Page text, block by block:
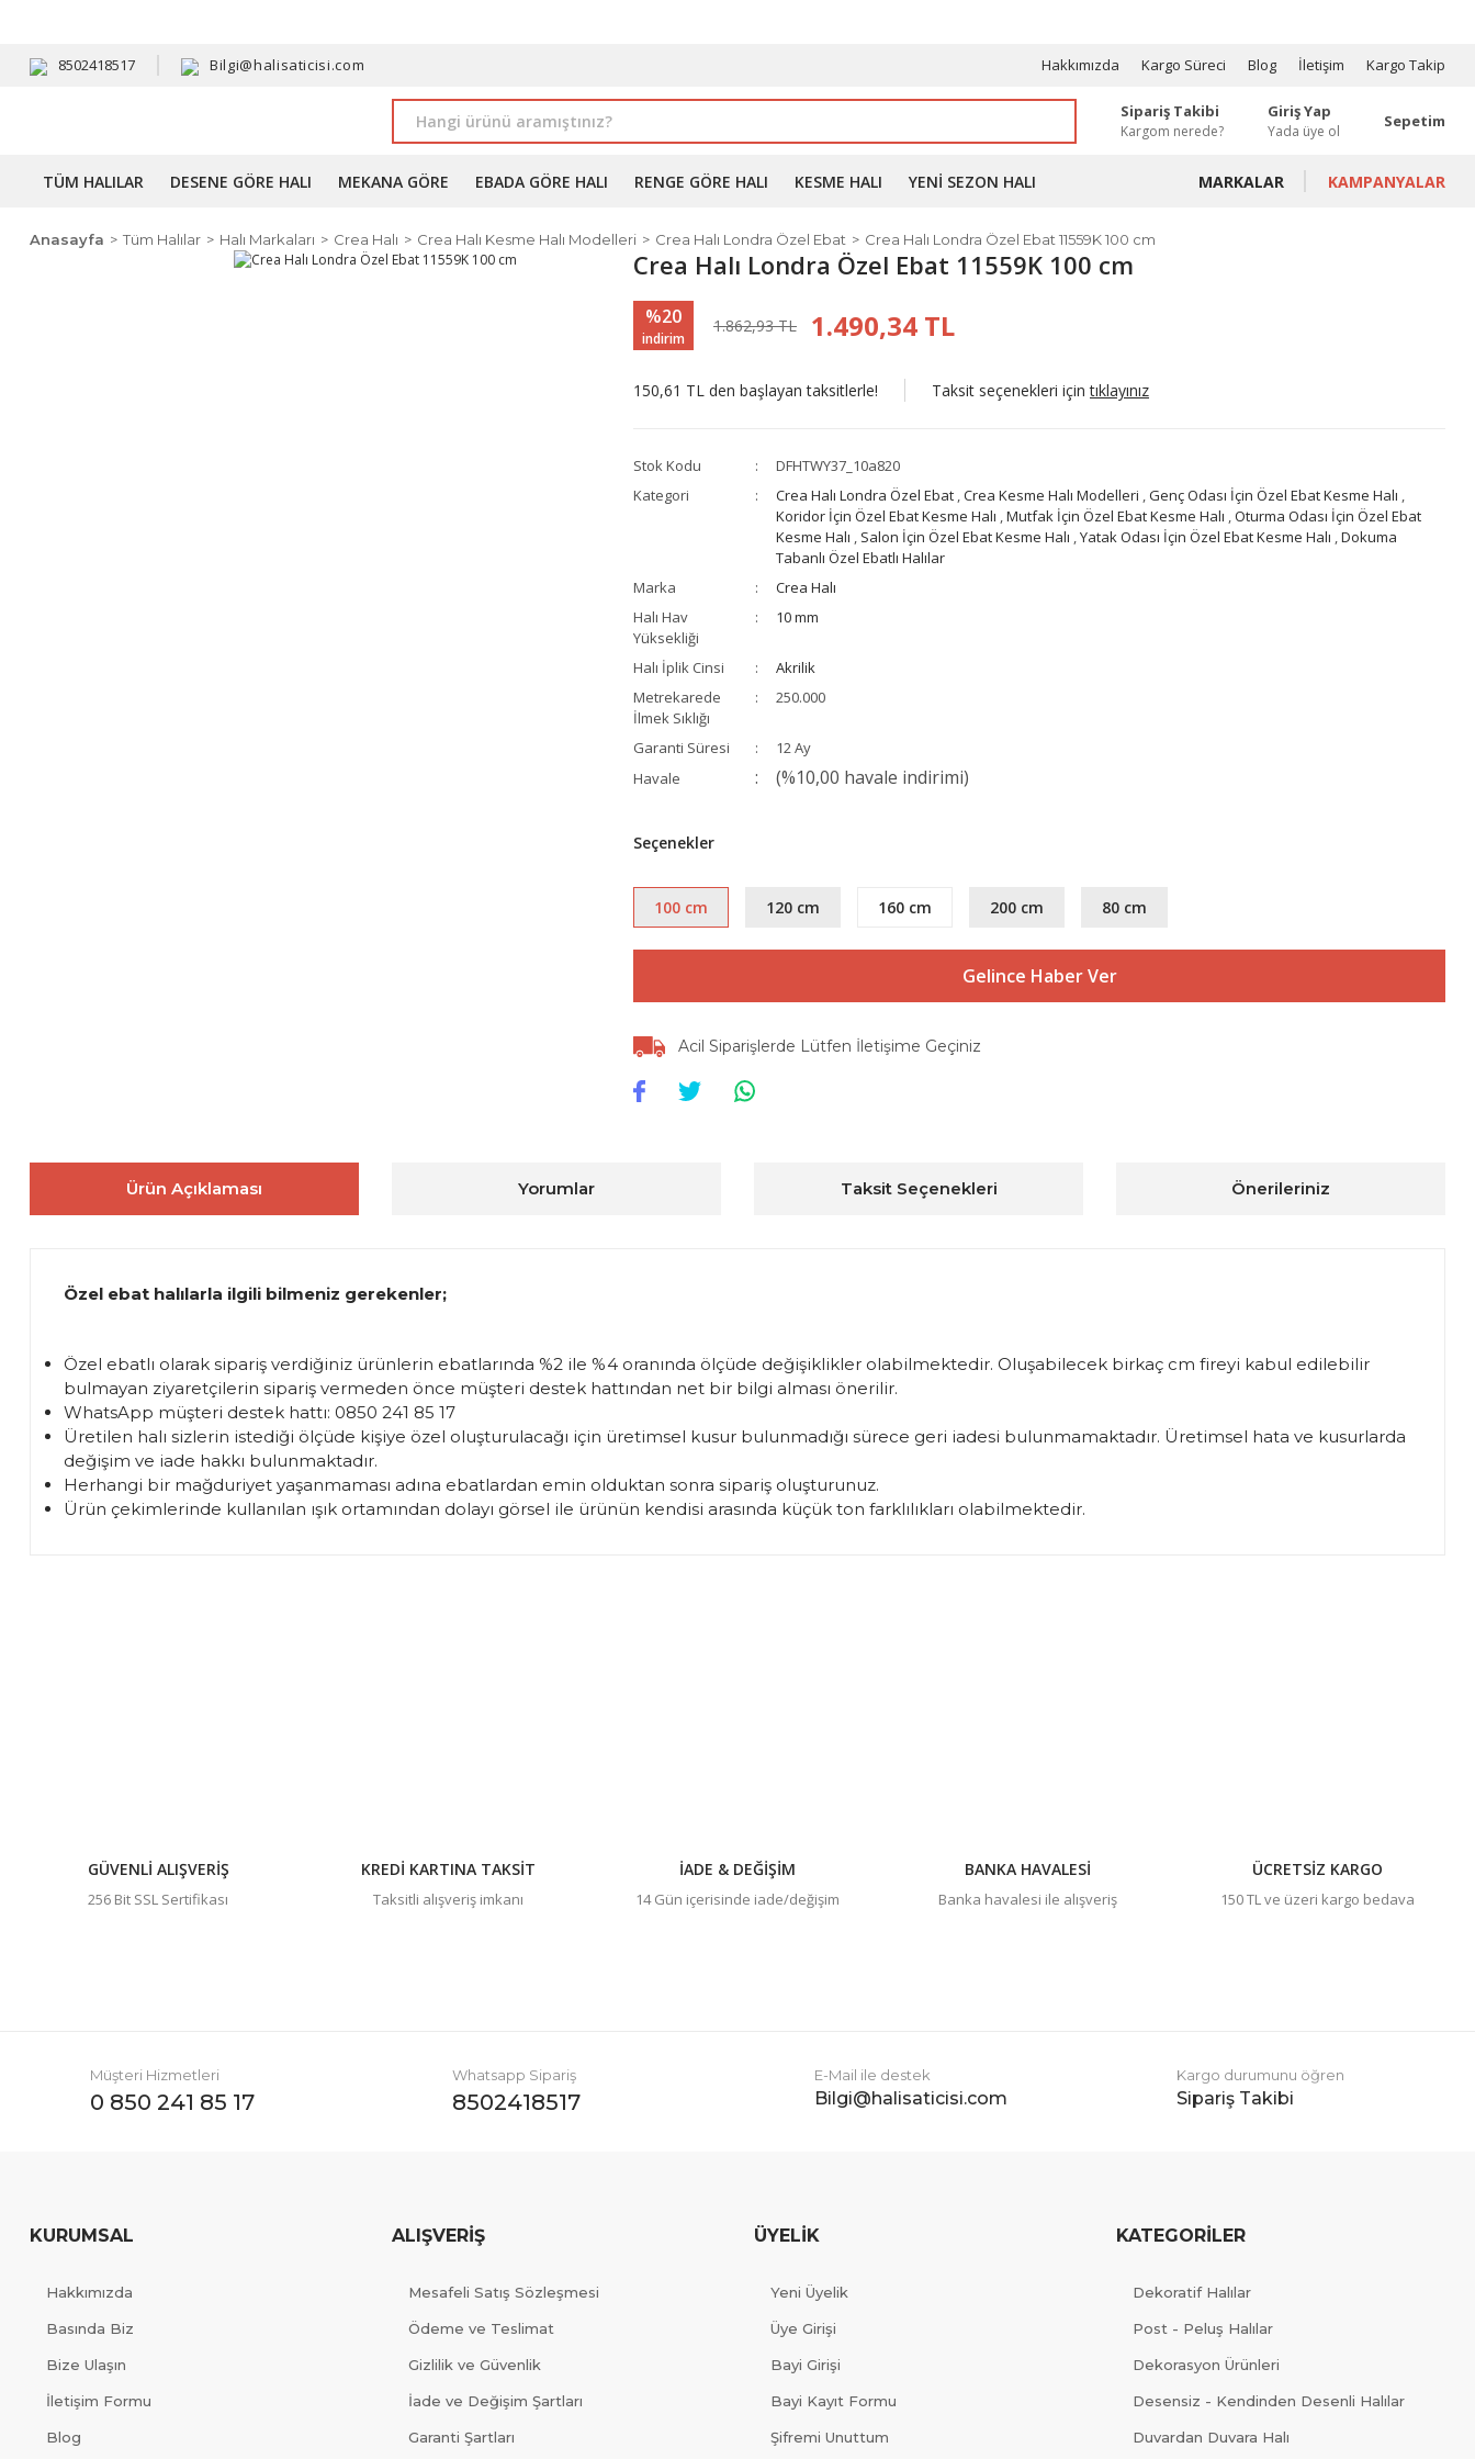
8502418517 Bilgi@halisaticisi.com Hakkımızda Kargo Süreci Blog İletişim Kargo Takip
Sipariş Takibi
Kargom nerede?
Giriş Yap
Yada üye ol
Sepetim
TÜM HALILAR DESENE GÖRE HALI MEKANA GÖRE EBADA GÖRE HALI RENGE GÖRE HALI KESME HALI YENI SEZON HALI MARKALAR KAMPANYALAR
Anasayfa Tüm Halılar Halı Markaları Crea Halı Crea Halı Kesme Halı Modelleri Crea Halı Londra Özel Ebat Crea Halı Londra Özel Ebat 11559K 100 cm
Crea Halı Londra Özel Ebat 11559K 100 cm
%20
indirim
1.862,93 TL 1.490,34 TL
150,61 TL den başlayan taksitlerle! Taksit seçenekleri içintıklayınız
Stok Kodu
DFHTWY37_10a820
Kategori
Crea Halı Londra Özel Ebat ,Crea Kesme Halı Modelleri ,Genç Odası İçin Özel Ebat Kesme Halı ,
Koridor İçin Özel Ebat Kesme Halı ,Mutfak İçin Özel Ebat Kesme Halı ,Oturma Odası İçin Özel Ebat
Kesme Halı , Salon İçin Özel Ebat Kesme Halı ,Yatak Odası İçin Özel Ebat Kesme Halı ,Dokuma
Tabanlı Özel Ebatlı Halılar
Marka
Crea Halı
Halı Hav
Yüksekliği
10 mm
Halı İplik Cinsi
Akrilik
Metrekarede
İlmek Sıklığı
250.000
Garanti Süresi
12 Ay
Havale
(%10,00 havale indirimi)
Seçenekler
100 cm 120 cm 160 cm 200 cm 80 cm
Gelince Haber Ver
Acil Siparişlerde Lütfen İletişime Geçiniz
Ürün Açıklaması Yorumlar Taksit Seçenekleri Önerileriniz
Özel ebat halılarla ilgili bilmeniz gerekenler;
Özel ebatlı olarak sipariş verdiğiniz ürünlerin ebatlarında %2 ile %4 oranında ölçüde değişiklikler olabilmektedir. Oluşabilecek birkaç cm fireyi kabul edilebilir
bulmayan ziyaretçilerin sipariş vermeden önce müşteri destek hattından net bir bilgi alması önerilir.
WhatsApp müşteri destek hattı: 0850 241 85 17
Üretilen halı sizlerin istediği ölçüde kişiye özel oluşturulacağı için üretimsel kusur bulunmadığı sürece geri iadesi bulunmamaktadır. Üretimsel hata ve kusurlarda
değişim ve iade hakkı bulunmaktadır.
Herhangi bir mağduriyet yaşanmaması adına ebatlardan emin olduktan sonra sipariş oluşturunuz.
Ürün çekimlerinde kullanılan ışık ortamından dolayı görsel ile ürünün kendisi arasında küçük ton farklılıkları olabilmektedir.
GÜVENLİ ALIŞVERİŞ
256 Bit SSL Sertifikası
KREDİ KARTINA TAKSİT
Taksitli alışveriş imkanı
İADE & DEĞİŞİM
14 Gün içerisinde iade/değişim
BANKA HAVALESİ
Banka havalesi ile alışveriş
ÜCRETSİZ KARGO
150 TL ve üzeri kargo bedava
Müşteri Hizmetleri
0 850 241 85 17
Whatsapp Sipariş
8502418517
E-Mail ile destek
Bilgi@halisaticisi.com
Kargo durumunu öğren
Sipariş Takibi
KURUMSAL
Hakkımızda
Basında Biz
Bize Ulaşın
İletişim Formu
Blog
ALIŞVERİŞ
Mesafeli Satış Sözleşmesi
Ödeme ve Teslimat
Gizlilik ve Güvenlik
İade ve Değişim Şartları
Garanti Şartları
ÜYELİK
Yeni Üyelik
Üye Girişi
Bayi Girişi
Bayi Kayıt Formu
Şifremi Unuttum
KATEGORİLER
Dekoratif Halılar
Post - Peluş Halılar
Dekorasyon Ürünleri
Desensiz - Kendinden Desenli Halılar
Duvardan Duvara Halı